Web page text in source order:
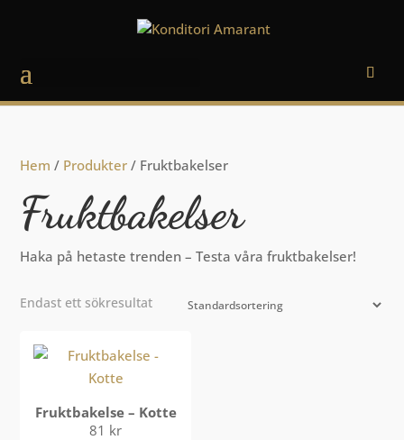
Välj en sida
Hem / Produkter / Fruktbakelser
Fruktbakelser
Haka på hetaste trenden – Testa våra fruktbakelser!
Endast ett sökresultat
Fruktbakelse – Kotte
81 kr